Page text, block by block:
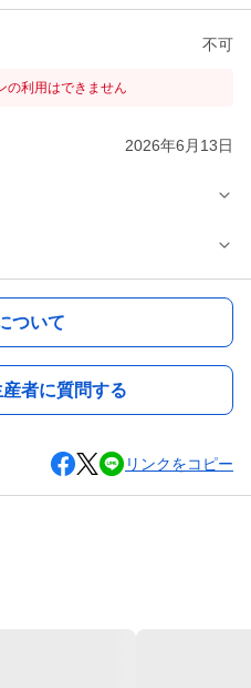
不可
の利用はできません
2026年6月13日
ついて
者に質問する
リンクをコピー